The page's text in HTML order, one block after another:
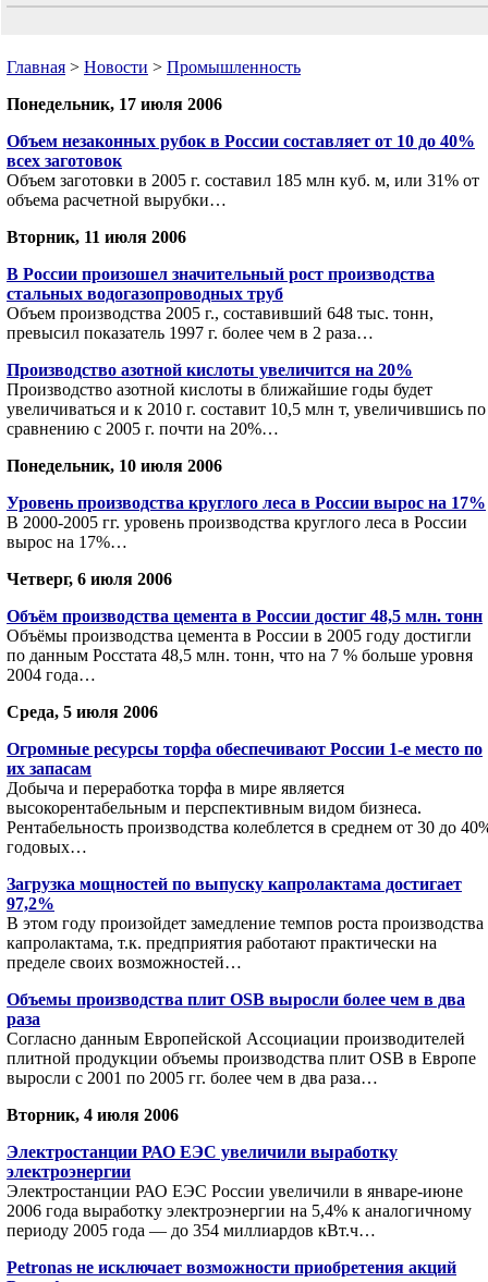
Главная > Новости > Промышленность
Понедельник, 17 июля 2006
Объем незаконных рубок в России составляет от 10 до 40%
всех заготовок
Объем заготовки в 2005 г. составил 185 млн куб. м, или 31% от
объема расчетной вырубки…
Вторник, 11 июля 2006
В России произошел значительный рост производства
стальных водогазопроводных труб
Объем производства 2005 г., составивший 648 тыс. тонн,
превысил показатель 1997 г. более чем в 2 раза…
Производство азотной кислоты увеличится на 20%
Производство азотной кислоты в ближайшие годы будет
увеличиваться и к 2010 г. составит 10,5 млн т, увеличившись по
сравнению с 2005 г. почти на 20%…
Понедельник, 10 июля 2006
Уровень производства круглого леса в России вырос на 17%
В 2000-2005 гг. уровень производства круглого леса в России
вырос на 17%…
Четверг, 6 июля 2006
Объём производства цемента в России достиг 48,5 млн. тонн
Объёмы производства цемента в России в 2005 году достигли
по данным Росстата 48,5 млн. тонн, что на 7 % больше уровня
2004 года…
Среда, 5 июля 2006
Огромные ресурсы торфа обеспечивают России 1-е место по
их запасам
Добыча и переработка торфа в мире является
высокорентабельным и перспективным видом бизнеса.
Рентабельность производства колеблется в среднем от 30 до
годовых…
Загрузка мощностей по выпуску капролактама достигает
97,2%
В этом году произойдет замедление темпов роста производства
капролактама, т.к. предприятия работают практически на
пределе своих возможностей…
Объемы производства плит OSB выросли более чем в два
раза
Согласно данным Европейской Ассоциации производителей
плитной продукции объемы производства плит OSB в Европе
выросли с 2001 по 2005 гг. более чем в два раза…
Вторник, 4 июля 2006
Электростанции РАО ЕЭС увеличили выработку
электроэнергии
Электростанции РАО ЕЭС России увеличили в январе-июне
2006 года выработку электроэнергии на 5,4% к аналогичному
периоду 2005 года — до 354 миллиардов кВт.ч…
Petronas не исключает возможности приобретения акций